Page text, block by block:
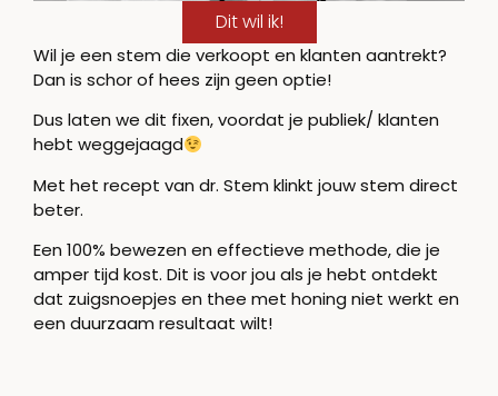
Dit wil ik!
Wil je een stem die verkoopt en klanten aantrekt?
Dan is schor of hees zijn geen optie!
Dus laten we dit fixen, voordat je publiek/ klanten
hebt weggejaagd
Met het recept van dr. Stem klinkt jouw stem direct
beter.
Een 100% bewezen en effectieve methode, die je
amper tijd kost. Dit is voor jou als je hebt ontdekt
dat zuigsnoepjes en thee met honing niet werkt en
een duurzaam resultaat wilt!